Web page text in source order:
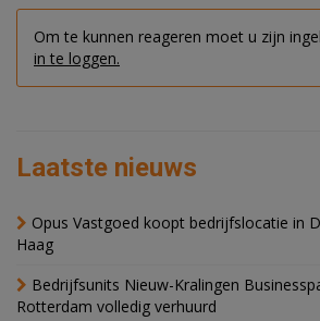
Om te kunnen reageren moet u zijn
in te loggen.
Laatste nieuws
Opus Vastgoed koopt bedrijfslocatie in
Haag
Bedrijfsunits Nieuw-Kralingen
Rotterdam volledig verhuurd